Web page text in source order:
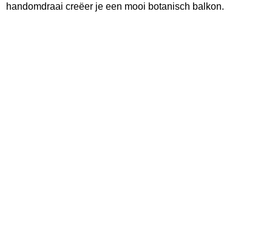
handomdraai creëer je een mooi botanisch balkon.